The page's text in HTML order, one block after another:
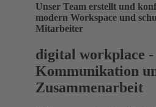
Unser Team erstellt und
modern Workspace und
Mitarbeiter
digital workplace -
Kommunikation
Zusammenarbeit